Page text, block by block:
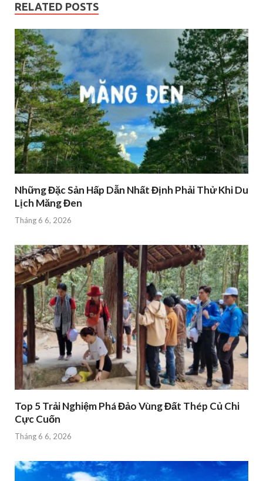
RELATED POSTS
Những Đặc Sản Hấp Dẫn Nhất Định Phải Thử Khi Du
Lịch Măng Đen
Tháng 6 6, 2026
Top 5 Trải Nghiệm Phá Đảo Vùng Đất Thép Củ Chi
Cực Cuốn
Tháng 6 6, 2026